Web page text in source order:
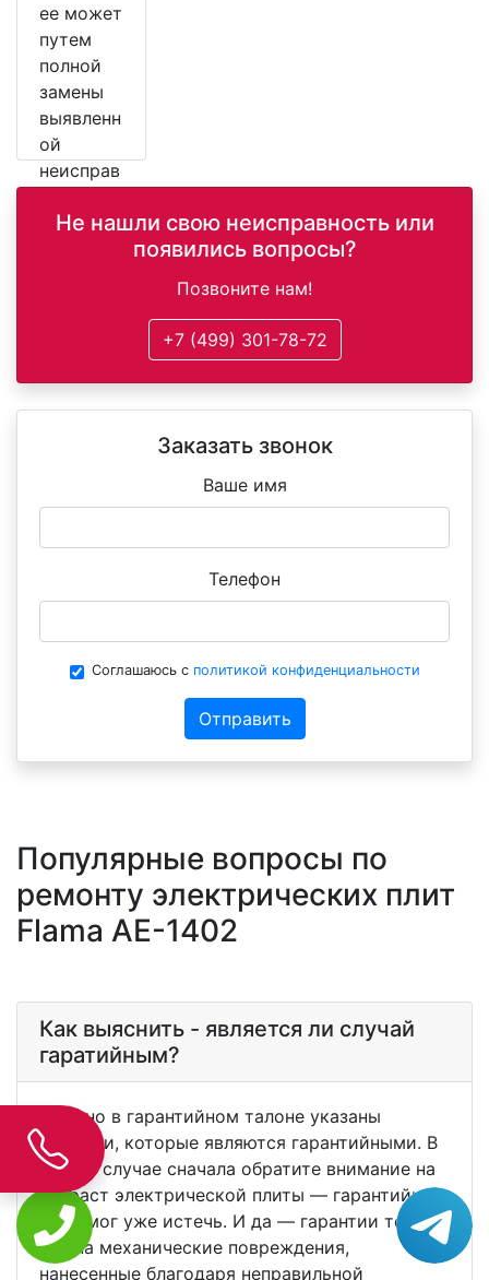
ее может
путем
полной
замены
выявленн
ой
неисправ
детали.
Не нашли свою неисправность или
появились вопросы?
Позвоните нам!
+7 (499) 301-78-72
Заказать звонок
Ваше имя
Телефон
Соглашаюсь с политикой конфиденциальности
Отправить
Популярные вопросы по
ремонту электрических плит
Flama AE-1402
Как выяснить - является ли случай
гаратийным?
Обычно в гарантийном талоне указаны
поломки, которые являются гарантийными. В
любом случае сначала обратите внимание на
возраст электрической плиты — гарантийный
срок мог уже истечь. И да — гарантии точно
нет на механические повреждения,
нанесенные благодаря неправильной